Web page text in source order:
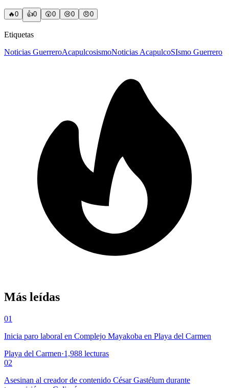
🔥0 👍0 😲0 😢0 😠0
Etiquetas
Noticias GuerreroAcapulcosismoNoticias AcapulcoSIsmo Guerrero
Más leídas
01
Inicia paro laboral en Complejo Mayakoba en Playa del Carmen
Playa del Carmen·1,988 lecturas
02
Asesinan al creador de contenido César Gastélum durante